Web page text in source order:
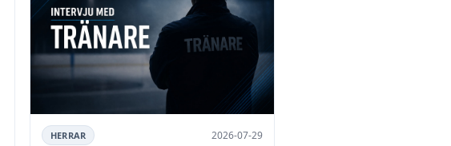
HERRAR 2026-07-29